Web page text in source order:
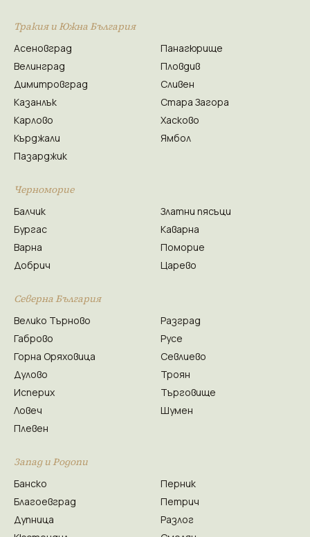
Тракия и Южна България
Асеновград
Велинград
Димитровград
Казанлък
Карлово
Кърджали
Пазарджик
Панагюрище
Пловдив
Сливен
Стара Загора
Хасково
Ямбол
Черноморие
Балчик
Бургас
Варна
Добрич
Златни пясъци
Каварна
Поморие
Царево
Северна България
Велико Търново
Габрово
Горна Оряховица
Дулово
Исперих
Ловеч
Плевен
Разград
Русе
Севлиево
Троян
Търговище
Шумен
Запад и Родопи
Банско
Благоевград
Дупница
Перник
Петрич
Разлог